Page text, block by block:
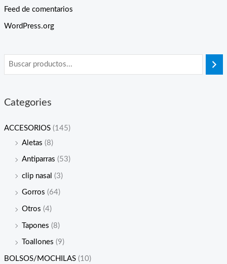
Feed de comentarios
WordPress.org
Categories
ACCESORIOS (145)
Aletas (8)
Antiparras (53)
clip nasal (3)
Gorros (64)
Otros (4)
Tapones (8)
Toallones (9)
BOLSOS/MOCHILAS (10)